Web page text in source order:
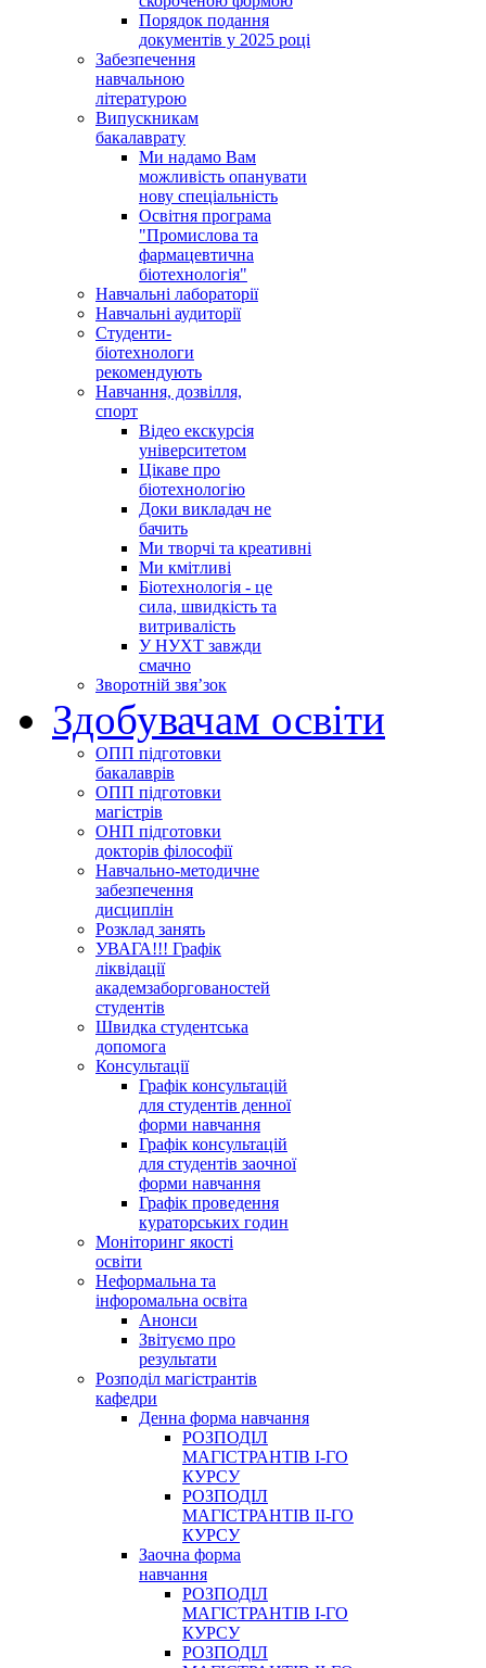
Порядок подання
документів у 2025 році
Забезпечення
навчальною
літературою
Випускникам
бакалаврату
Ми надамо Вам
можливість опанувати
нову спеціальність
Освітня програма
"Промислова та
фармацевтична
біотехнологія"
Навчальні лабораторії
Навчальні аудиторії
Студенти-
біотехнологи
рекомендують
Навчання, дозвілля,
спорт
Відео екскурсія
університетом
Цікаве про
біотехнологію
Доки викладач не
бачить
Ми творчі та креативні
Ми кмітливі
Біотехнологія - це
сила, швидкість та
витривалість
У НУХТ завжди
смачно
Зворотній звя’зок
Здобувачам освіти
ОПП підготовки
бакалаврів
ОПП підготовки
магістрів
ОНП підготовки
докторів філософії
Навчально-методичне
забезпечення
дисциплін
Розклад занять
УВАГА!!! Графік
ліквідації
академзаборгованостей
студентів
Швидка студентська
допомога
Консультації
Графік консультацій
для студентів денної
форми навчання
Графік консультацій
для студентів заочної
форми навчання
Графік проведення
кураторських годин
Моніторинг якості
освіти
Неформальна та
інфоромальна освіта
Анонси
Звітуємо про
результати
Розподіл магістрантів
кафедри
Денна форма навчання
РОЗПОДІЛ
МАГІСТРАНТІВ І-ГО
КУРСУ
РОЗПОДІЛ
МАГІСТРАНТІВ ІІ-ГО
КУРСУ
Заочна форма
навчання
РОЗПОДІЛ
МАГІСТРАНТІВ І-ГО
КУРСУ
РОЗПОДІЛ